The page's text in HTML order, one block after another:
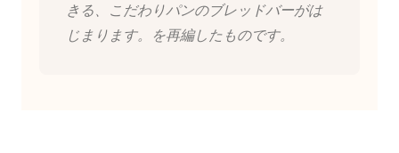
きる、こだわりパンのブレッドバーがは
じまります。を再編したものです。